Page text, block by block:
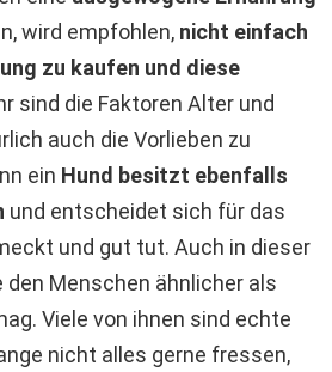
wird empfohlen, nicht einfach
zu kaufen und diese
sind die Faktoren Alter und
auch die Vorlieben zu
ein Hund besitzt ebenfalls
und entscheidet sich für das
und gut tut. Auch in dieser
Menschen ähnlicher als
Viele von ihnen sind echte
nicht alles gerne fressen,